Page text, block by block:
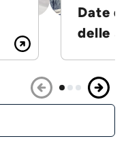
Date
delle